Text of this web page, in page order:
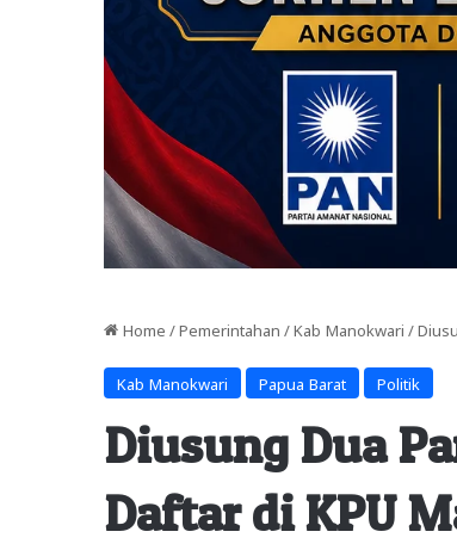
Home / Pemerintahan / Kab Manokwari /
Kab Manokwari Papua Barat Politik
Diusung Dua
Daftar di KPU